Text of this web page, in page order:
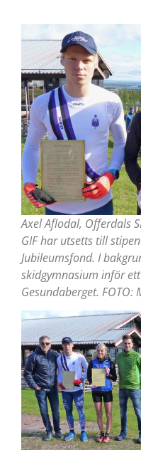
Axel Aflodal, Offerdals
GIF har utsetts till
Jubileumsfond. I
skidgymnasium inför
Gesundaberget. FOTO: